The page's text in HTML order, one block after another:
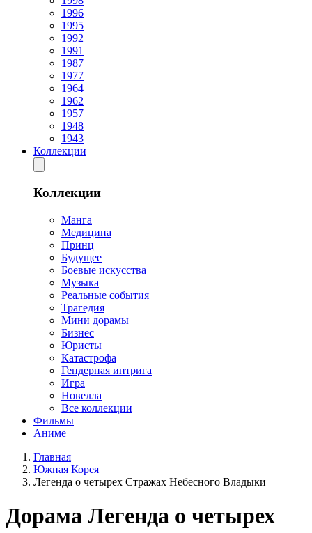
1996
1995
1992
1991
1987
1977
1964
1962
1957
1948
1943
Коллекции
Коллекции
Манга
Медицина
Принц
Будущее
Боевые искусства
Музыка
Реальные события
Трагедия
Мини дорамы
Бизнес
Юристы
Катастрофа
Гендерная интрига
Игра
Новелла
Все коллекции
Фильмы
Аниме
Главная
Южная Корея
Легенда о четырех Стражах Небесного Владыки
Дорама Легенда о четырех